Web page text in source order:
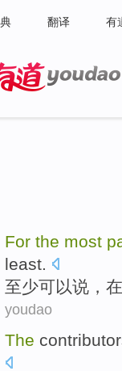
翻译 有
For the most
least.
至少可以说 ，在
youdao
The